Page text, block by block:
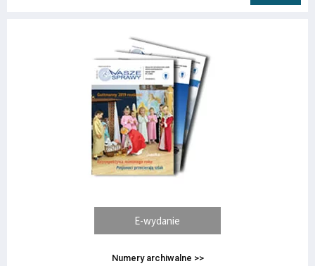
E-wydanie
Numery archiwalne >>